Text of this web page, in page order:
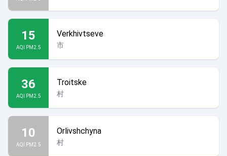
15
AQI PM2.5
Verkhivtseve
市
36
AQI PM2.5
Troitske
村
10
AQI PM2.5
Orlivshchyna
村